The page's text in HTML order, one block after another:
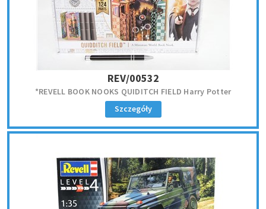
REV/00532
*REVELL BOOK NOOKS QUIDITCH FIELD Harry Potter
Szczegóły